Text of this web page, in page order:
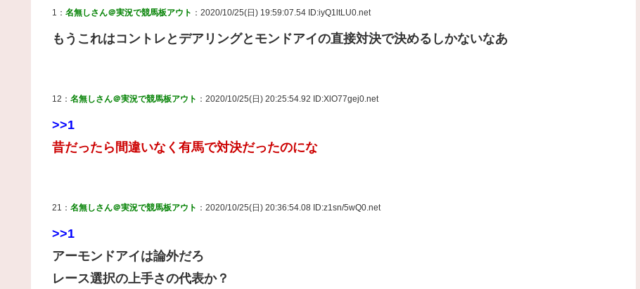
1： 名無しさん＠実況で競馬板アウト ：2020/10/25(日) 19:59:07.54 ID:iyQ1ltLU0.net
もうこれはコントレとデアリングとモンドアイの直接対決で決めるしかないなあ
12： 名無しさん＠実況で競馬板アウト ：2020/10/25(日) 20:25:54.92 ID:XlO77gej0.net
>>1
昔だったら間違いなく有馬で対決だったのにな
21： 名無しさん＠実況で競馬板アウト ：2020/10/25(日) 20:36:54.08 ID:z1sn/5wQ0.net
>>1
アーモンドアイは論外だろ
レース選択の上手さの代表か？